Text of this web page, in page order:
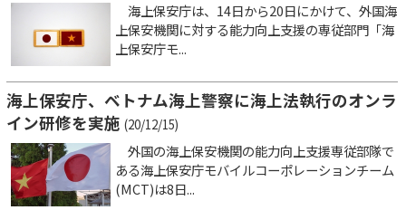
海上保安庁は、14日から20日にかけて、外国海
上保安機関に対する能力向上支援の専従部門「海
上保安庁モ...
海上保安庁、ベトナム海上警察に海上法執行のオンラ
イン研修を実施 (20/12/15)
外国の海上保安機関の能力向上支援専従部隊で
ある海上保安庁モバイルコーポレーションチーム
(MCT)は8日...